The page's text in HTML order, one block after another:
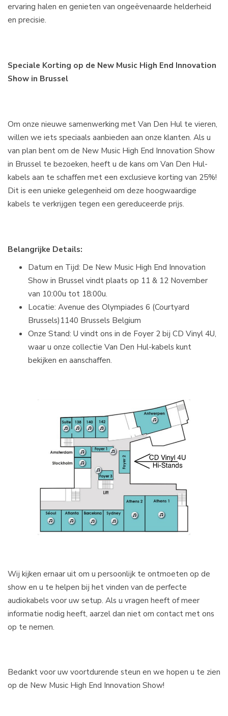
ervaring halen en genieten van ongeëvenaarde helderheid
en precisie.
Speciale Korting op de New Music High End Innovation
Show in Brussel
Om onze nieuwe samenwerking met Van Den Hul te vieren,
willen we iets speciaals aanbieden aan onze klanten. Als u
van plan bent om de New Music High End Innovation Show
in Brussel te bezoeken, heeft u de kans om Van Den Hul-
kabels aan te schaffen met een exclusieve korting van 25%!
Dit is een unieke gelegenheid om deze hoogwaardige
kabels te verkrijgen tegen een gereduceerde prijs.
Belangrijke Details:
Datum en Tijd: De New Music High End Innovation
Show in Brussel vindt plaats op 11 & 12 November
van 10:00u tot 18:00u.
Locatie: Avenue des Olympiades 6 (Courtyard
Brussels)1140 Brussels Belgium
Onze Stand: U vindt ons in de Foyer 2 bij CD Vinyl 4U,
waar u onze collectie Van Den Hul-kabels kunt
bekijken en aanschaffen.
Wij kijken ernaar uit om u persoonlijk te ontmoeten op de
show en u te helpen bij het vinden van de perfecte
audiokabels voor uw setup. Als u vragen heeft of meer
informatie nodig heeft, aarzel dan niet om contact met ons
op te nemen.
Bedankt voor uw voortdurende steun en we hopen u te zien
op de New Music High End Innovation Show!